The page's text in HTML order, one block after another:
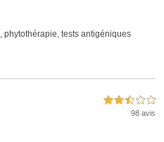
, phytothérapie, tests antigéniques
2,5 étoiles sur 5
98 avis